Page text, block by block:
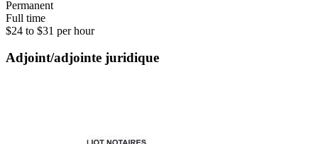
Permanent
Full time
$24 to $31 per hour
Adjoint/adjointe juridique